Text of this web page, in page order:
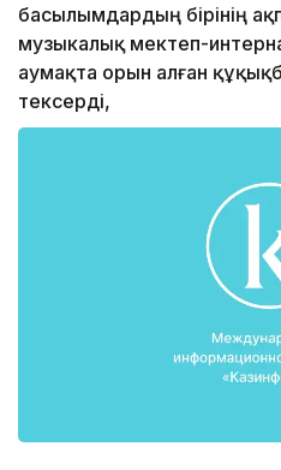
басылымдардың бірінің
музыкалық мектеп-
аумақта орын алған
тексерді,